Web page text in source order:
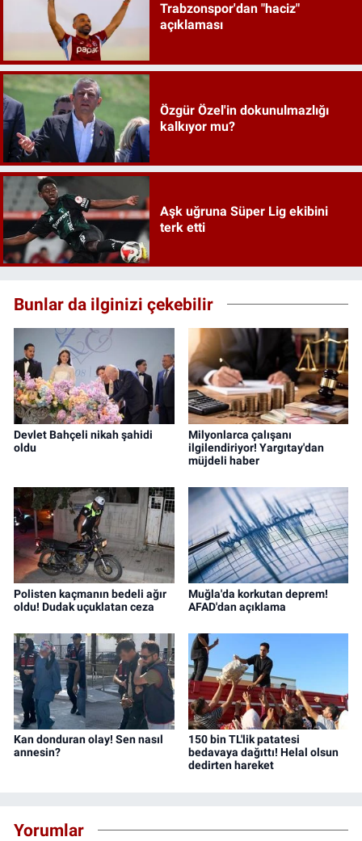
Trabzonspor'dan "haciz"
açıklaması
Özgür Özel'in dokunulmazlığı
kalkıyor mu?
Aşk uğruna Süper Lig ekibini
terk etti
Bunlar da ilginizi çekebilir
Devlet Bahçeli nikah şahidi
oldu
Milyonlarca çalışanı
ilgilendiriyor! Yargıtay'dan
müjdeli haber
Polisten kaçmanın bedeli ağır
oldu! Dudak uçuklatan ceza
Muğla'da korkutan deprem!
AFAD'dan açıklama
Kan donduran olay! Sen nasıl
annesin?
150 bin TL'lik patatesi
bedavaya dağıttı! Helal olsun
dedirten hareket
Yorumlar